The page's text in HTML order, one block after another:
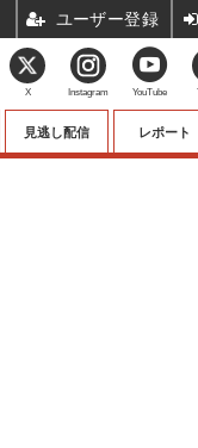
見逃し配信 レポート
X Instagram YouTube
ユーザー登録